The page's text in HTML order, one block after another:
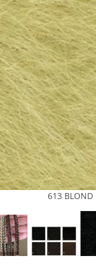
613 BLOND